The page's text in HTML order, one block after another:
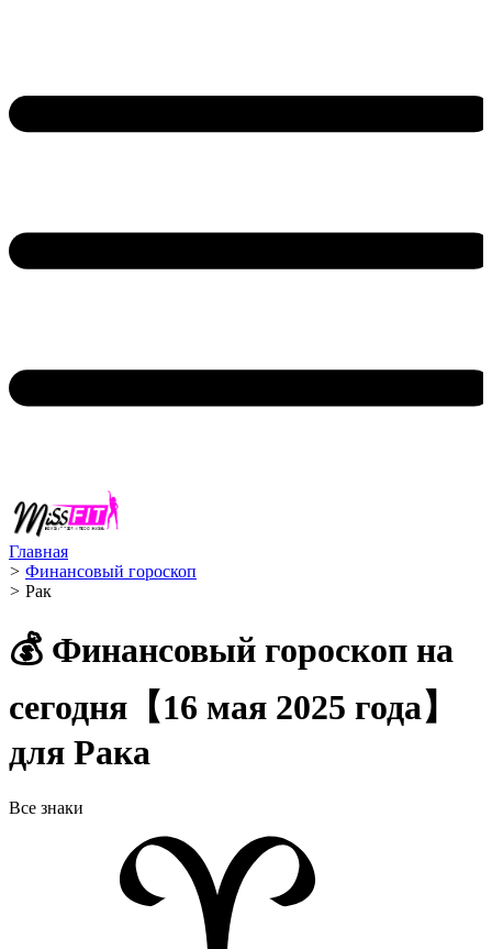
Главная
> Финансовый гороскоп
> Рак ️
💰 Финансовый гороскоп на
сегодня【16 мая 2025 года】
для Рака
Все знаки